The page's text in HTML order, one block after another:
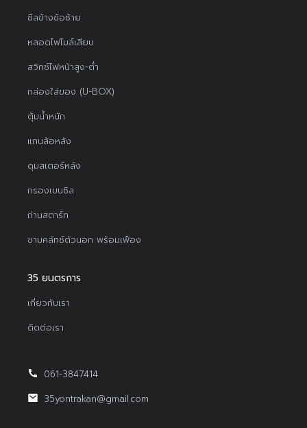
ซีลข้างข้อซ้าย
หลอดไฟไมล์เสียบ
สวิทช์ไฟหน้าสูง-ต่ำ
กล่องใส่ของ (U-BOX)
ตุ้มน้ำหนัก
แกนล้อหลัง
ดุมสเตอร์หลัง
กรองเบนซิล
ถ่านสตาร์ท
ชามคลัทช์ตัวนอก พร้อมเฟือง
35 ยนตรการ
เกี่ยวกับเรา
ติดต่อเรา
061-3847414
35yontrakan@gmail.com